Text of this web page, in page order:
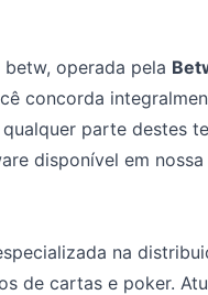
operada pela
concorda
parte destes
disponível em
na
de cartas e poker.